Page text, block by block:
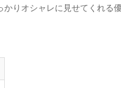
かりオシャレに見せてくれる